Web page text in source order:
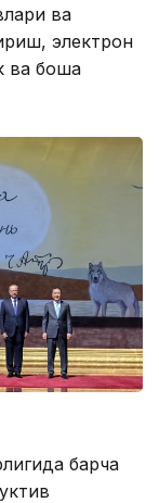
ва
электрон
ва бошқа
барча